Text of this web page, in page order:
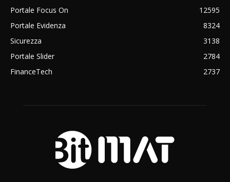
Portale Focus On
12595
Portale Evidenza
8324
Sicurezza
3138
Portale Slider
2784
FinanceTech
2737